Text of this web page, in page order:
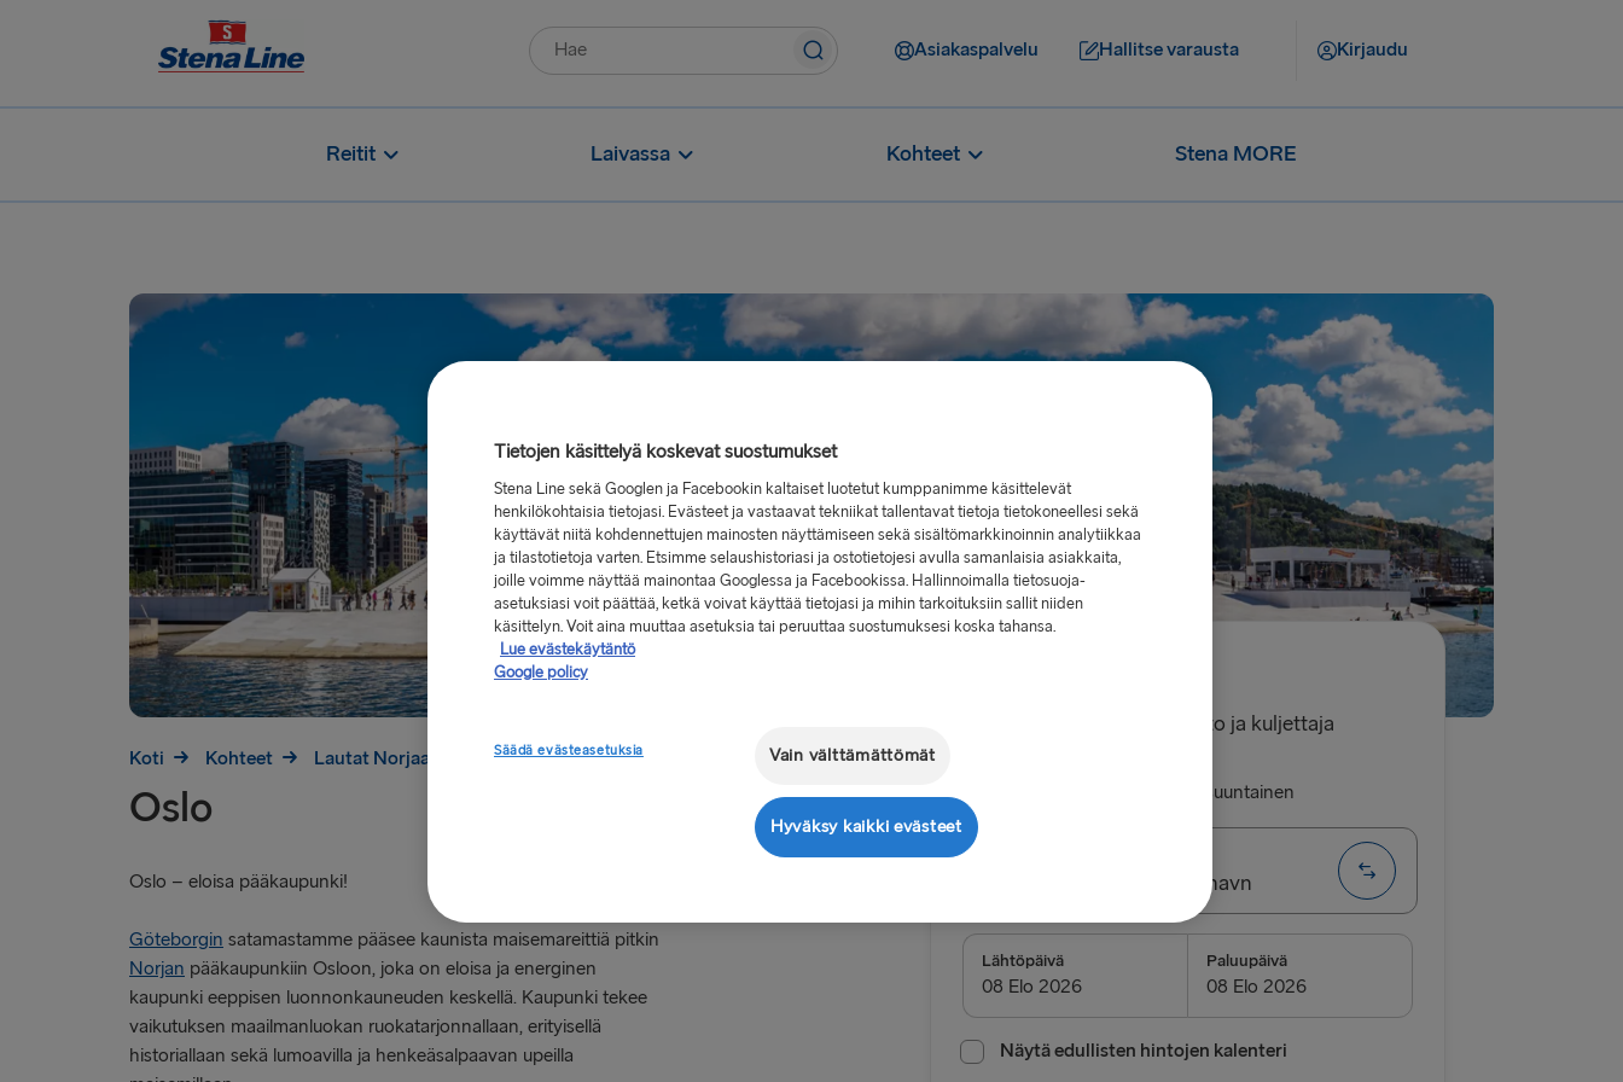
Asiakaspalvelu Hallitse varausta Kirjaudu
Reitit Laivassa Kohteet Stena MORE
Koti Kohteet Lautat Norjaan Oslo
Oslo
Oslo – eloisa pääkaupunki!
Göteborgin satamastamme pääsee kaunista maisemareittiä pitkin
Norjan pääkaupunkiin Osloon, joka on eloisa ja energinen
kaupunki eeppisen luonnonkauneuden keskellä. Kaupunki tekee
vaikutuksen maailmanluokan ruokatarjonnallaan, erityisellä
historiallaan sekä lumoavilla ja henkeäsalpaavan upeilla
, yksi suunta, yksi henkilöauto ja kuljettaja
Yhdensuuntainen
Gothenburg → Frederikshavn
Frederikshavn → Gothenburg
Lähtöpäivä Paluupäivä
Näytä edullisten hintojen kalenteri
Tietojen käsittelyä koskevat suostumukset
Stena Line sekä Googlen ja Facebookin kaltaiset luotetut kumppanimme käsittelevät
henkilökohtaisia tietojasi. Evästeet ja vastaavat tekniikat tallentavat tietoja tietokoneellesi sekä
käyttävät niitä kohdennettujen mainosten näyttämiseen sekä sisältömarkkinoinnin analytiikkaa
ja tilastotietoja varten. Etsimme selaushistoriasi ja ostotietojesi avulla samanlaisia asiakkaita,
joille voimme näyttää mainontaa Googlessa ja Facebookissa. Hallinnoimalla tietosuoja-
asetuksiasi voit päättää, ketkä voivat käyttää tietojasi ja mihin tarkoituksiin sallit niiden
käsittelyn. Voit aina muuttaa asetuksia tai peruuttaa suostumuksesi koska tahansa.
Lue evästekäytäntö
Google policy
Säädä evästeasetuksia Vain välttämättömät
Hyväksy kaikki evästeet